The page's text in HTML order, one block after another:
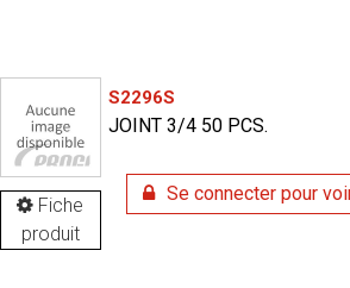
Fiche
produit
S2296S
JOINT 3/4 50 PCS.
Se connecter pour